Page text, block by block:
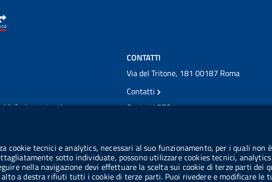
cookie tecnici e analytics, necessari al suo funzionamento, per i quali
sotto individuate, possono utilizzare cookies tecnici,
nella navigazione devi effettuare la scelta sui cookie di terze parti dei
a destra rifiuti tutti i cookie di terze parti. Puoi rivedere e modificare le
utenti
CONTATTI
Via del Tritone, 181 00187 Roma
Contatti
Contatti PEC
Codice Fiscale: 97345810580
Codice IPA AIFA: aifa_rm
Codice IPA UCB: UFE1TR